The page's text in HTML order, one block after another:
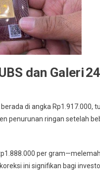
dan Galeri 24
di angka Rp1.917.000,
penurunan ringan setelah
per
ini signifikan bagi